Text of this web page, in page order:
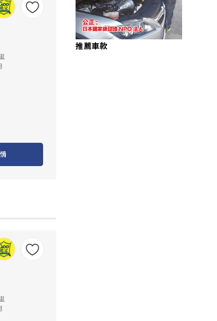
推薦車款